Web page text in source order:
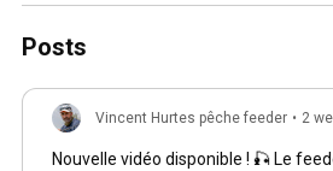
Posts
Vincent Hurtes pêche feeder • 2
Nouvelle vidéo disponible ! 🎣 Le feeder,